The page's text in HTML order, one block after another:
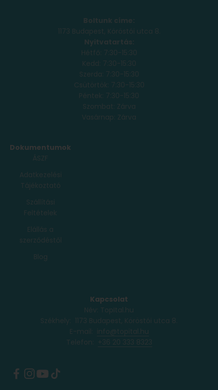
Boltunk címe:
1173 Budapest, Köröstói utca 8.
Nyitvatartás:
Hétfő: 7:30-15:30
Kedd: 7:30-15:30
Szerda: 7:30-15:30
Csütörtök: 7:30-15:30
Péntek: 7:30-15:30
Szombat: Zárva
Vasárnap: Zárva
Dokumentumok
ÁSZF
Adatkezelési
Tájékoztató
Szállítási
Feltételek
Elállás a
szerződéstől
Blog
Kapcsolat
Név: TopItal.hu
Székhely: 1173 Budapest, Köröstói utca 8.
E-mail: info@topital.hu
Telefon: ‭
+36 20 333 8323